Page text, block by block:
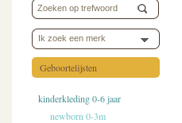
Ik zoek een merk
Geboortelijsten
kinderkleding 0-6 jaar
newborn 0-3m